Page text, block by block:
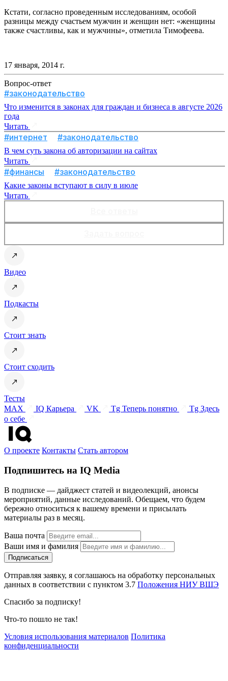
Кстати, согласно проведенным исследованиям, особой
разницы между счастьем мужчин и женщин нет: «женщины
также счастливы, как и мужчины», отметила Тимофеева.
17 января, 2014 г.
Вопрос-ответ
#законодательство
Что изменится в законах для граждан и бизнеса в августе 2026
года
Читать
#интернет #законодательство
В чем суть закона об авторизации на сайтах
Читать
#финансы #законодательство
Какие законы вступают в силу в июле
Читать
Видео
Подкасты
Стоит знать
Стоит сходить
Тесты
MAX
IQ Карьера VK Tg Теперь понятно
Tg Здесь
о себе
О проекте Контакты Стать автором
Подпишитесь на IQ Media
В подписке — дайджест статей и видеолекций, анонсы
мероприятий, данные исследований. Обещаем, что будем
бережно относиться к вашему времени и присылать
материалы раз в месяц.
Ваша почта
Ваши имя и фамилия
Отправляя заявку, я соглашаюсь на обработку персональных
данных в соответствии с пунктом 3.7 Положения НИУ ВШЭ
Спасибо за подписку!
Что-то пошло не так!
Условия использования материалов Политика
конфиденциальности